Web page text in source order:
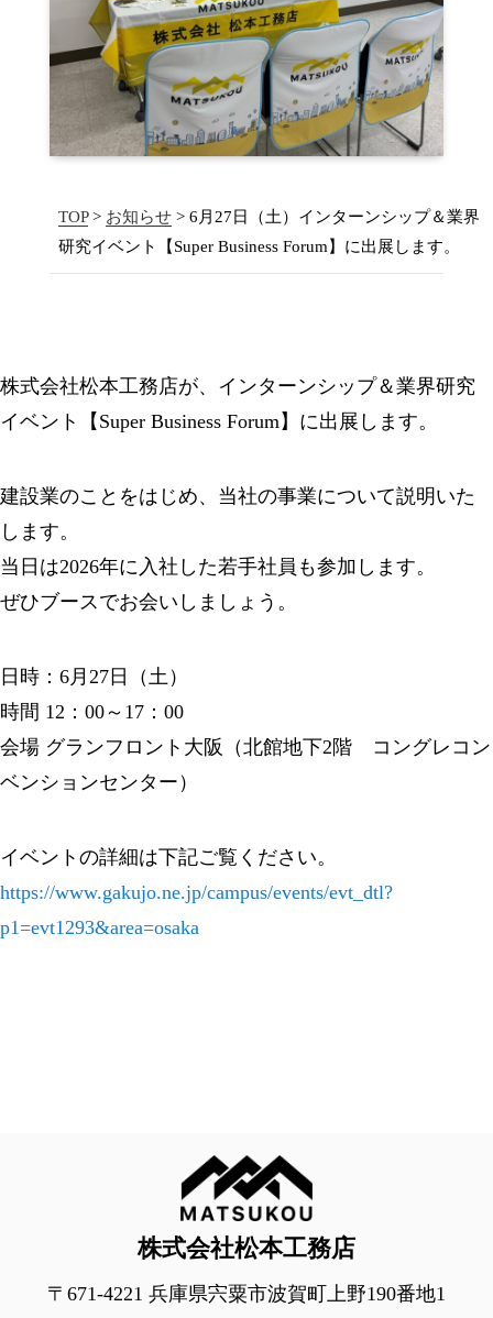
TOP> お知らせ> 6月27日（土）インターンシップ＆業界
研究イベント【Super Business Forum】に出展します。
株式会社松本工務店が、インターンシップ＆業界研究
イベント【Super Business Forum】に出展します。
建設業のことをはじめ、当社の事業について説明いた
します。
当日は2026年に入社した若手社員も参加します。
ぜひブースでお会いしましょう。
日時：6月27日（土）
時間 12：00～17：00
会場 グランフロント大阪（北館地下2階 コングレコン
ベンションセンター）
イベントの詳細は下記ご覧ください。
https://www.gakujo.ne.jp/campus/events/evt_dtl?
p1=evt1293&area=osaka
株式会社松本工務店
〒671-4221 兵庫県宍粟市波賀町上野190番地1